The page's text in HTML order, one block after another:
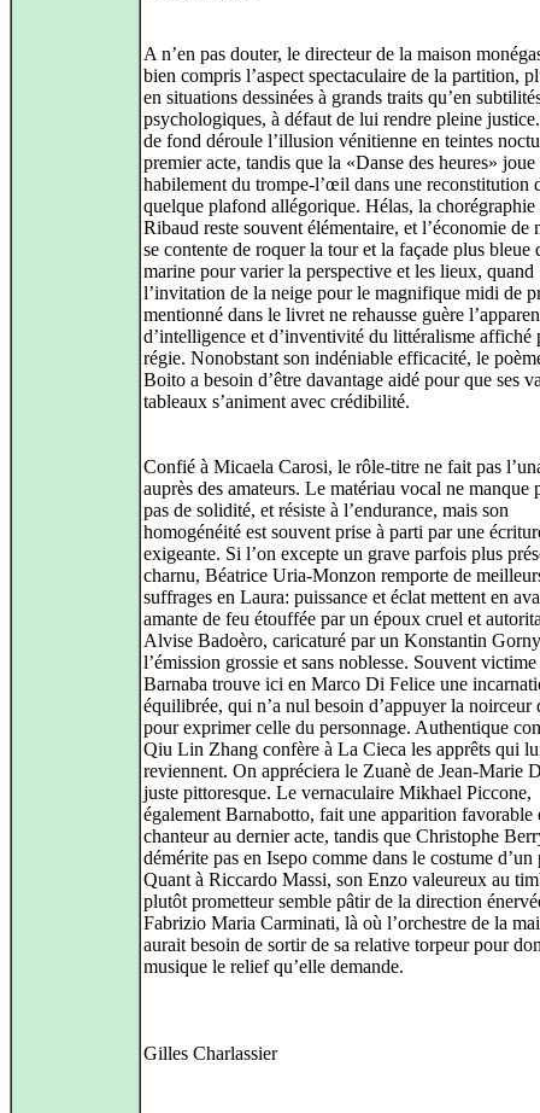
A n’en pas douter, le directeur de la maison
bien compris l’aspect spectaculaire de la partition,
en situations dessinées à grands traits qu’en
psychologiques, à défaut de lui rendre pleine
de fond déroule l’illusion vénitienne en teintes
premier acte, tandis que la «Danse des heures» joue
habilement du trompe-l’œil dans une reconstitution
quelque plafond allégorique. Hélas, la
Ribaud reste souvent élémentaire, et l’économie de
se contente de roquer la tour et la façade plus bleue
marine pour varier la perspective et les lieux, quand
l’invitation de la neige pour le magnifique midi de
mentionné dans le livret ne rehausse guère
d’intelligence et d’inventivité du littéralisme affiché
régie. Nonobstant son indéniable efficacité, le
Boito a besoin d’être davantage aidé pour que ses
tableaux s’animent avec crédibilité.
Confié à Micaela Carosi, le rôle-titre ne fait pas
auprès des amateurs. Le matériau vocal ne manque
pas de solidité, et résiste à l’endurance, mais son
homogénéité est souvent prise à parti par une
exigeante. Si l’on excepte un grave parfois plus
charnu, Béatrice Uria-Monzon remporte de
suffrages en Laura: puissance et éclat mettent en
amante de feu étouffée par un époux cruel et
Alvise Badoèro, caricaturé par un Konstantin
l’émission grossie et sans noblesse. Souvent victime
Barnaba trouve ici en Marco Di Felice une
équilibrée, qui n’a nul besoin d’appuyer la noirceur
pour exprimer celle du personnage. Authentique
Qiu Lin Zhang confère à La Cieca les apprêts qui
reviennent. On appréciera le Zuanè de Jean-Marie
juste pittoresque. Le vernaculaire Mikhael Piccone,
également Barnabotto, fait une apparition favorable
chanteur au dernier acte, tandis que Christophe
démérite pas en Isepo comme dans le costume d’un
Quant à Riccardo Massi, son Enzo valeureux au
plutôt prometteur semble pâtir de la direction
Fabrizio Maria Carminati, là où l’orchestre de la
aurait besoin de sortir de sa relative torpeur pour
musique le relief qu’elle demande.
Gilles Charlassier